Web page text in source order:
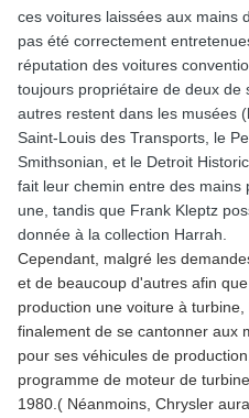
ces voitures laissées aux mains
pas été correctement
réputation des voitures
toujours propriétaire de deux de
autres restent dans les musées
Saint-Louis des Transports, le
Smithsonian, et le Detroit
fait leur chemin entre des
une, tandis que Frank Kleptz
donnée à la collection Harrah.
Cependant, malgré les
et de beaucoup d'autres afin
production une voiture à
finalement de se cantonner aux
pour ses véhicules de
programme de moteur de
1980.( Néanmoins, Chrysler